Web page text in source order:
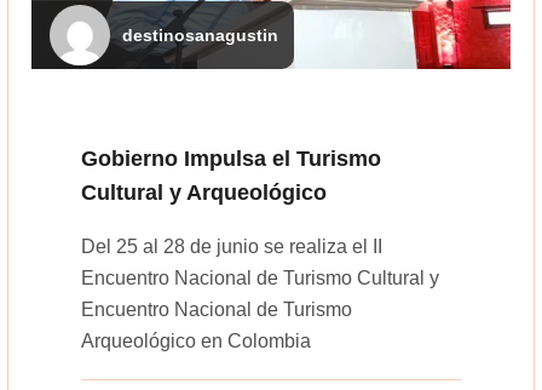
destinosanagustin
Gobierno Impulsa el Turismo
Cultural y Arqueológico
Del 25 al 28 de junio se realiza el II
Encuentro Nacional de Turismo Cultural y
Encuentro Nacional de Turismo
Arqueológico en Colombia